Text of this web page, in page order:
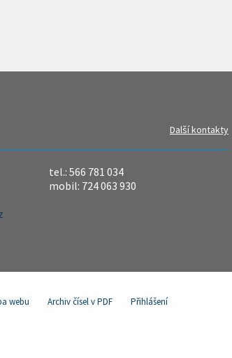
Další kontakty
tel.: 566 781 034
mobil: 724 063 930
webu Archiv čísel v PDF Přihlášení